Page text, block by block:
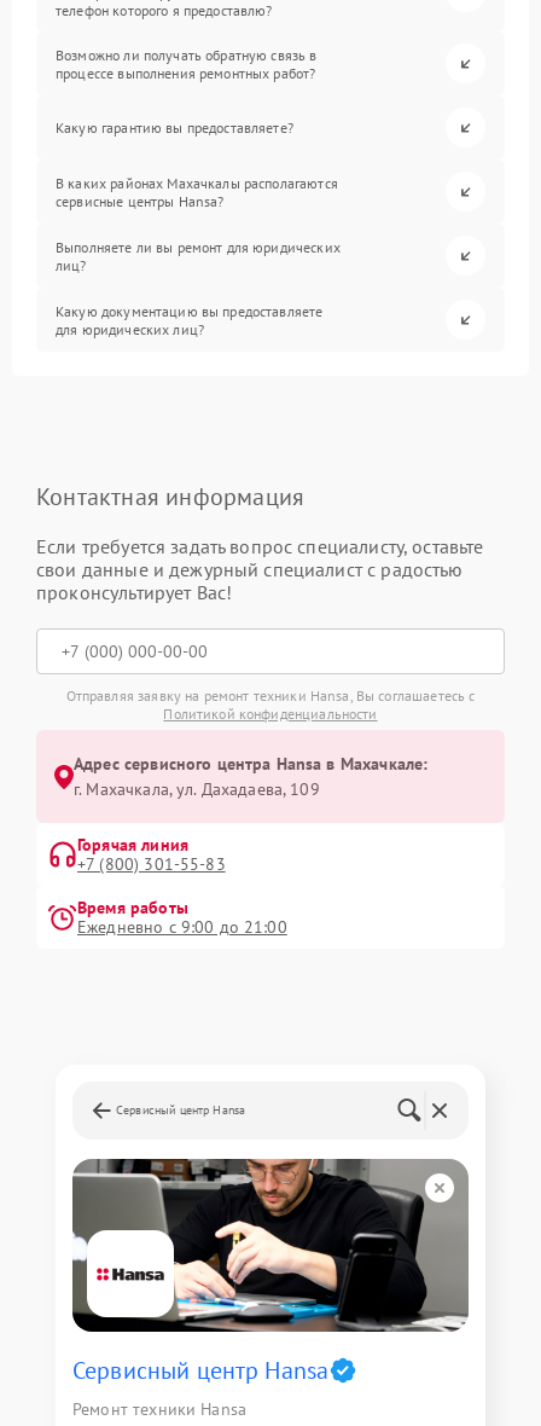
телефон которого я предоставлю?
Возможно ли получать обратную связь в
процессе выполнения ремонтных работ?
Какую гарантию вы предоставляете?
В каких районах Махачкалы располагаются
сервисные центры Hansa?
Выполняете ли вы ремонт для юридических
лиц?
Какую документацию вы предоставляете
для юридических лиц?
Контактная информация
Если требуется задать вопрос специалисту, оставьте
свои данные и дежурный специалист с радостью
проконсультирует Вас!
Отправляя заявку на ремонт техники Hansa, Вы соглашаетесь с
Политикой конфиденциальности
Адрес сервисного центра Hansa в Махачкале:
г. Махачкала, ул. Дахадаева, 109
Горячая линия
+7 (800) 301-55-83
Время работы
Ежедневно с 9:00 до 21:00
Сервисный центр Hansa
Сервисный центр Hansa
Ремонт техники Hansa